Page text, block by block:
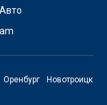
Авто
Оренбург Новотроицк